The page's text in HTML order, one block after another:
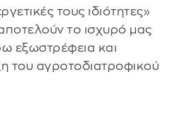
τους ιδιότητες»
το ισχυρό μας
εξωστρέφεια και
του αγροτοδιατροφικού